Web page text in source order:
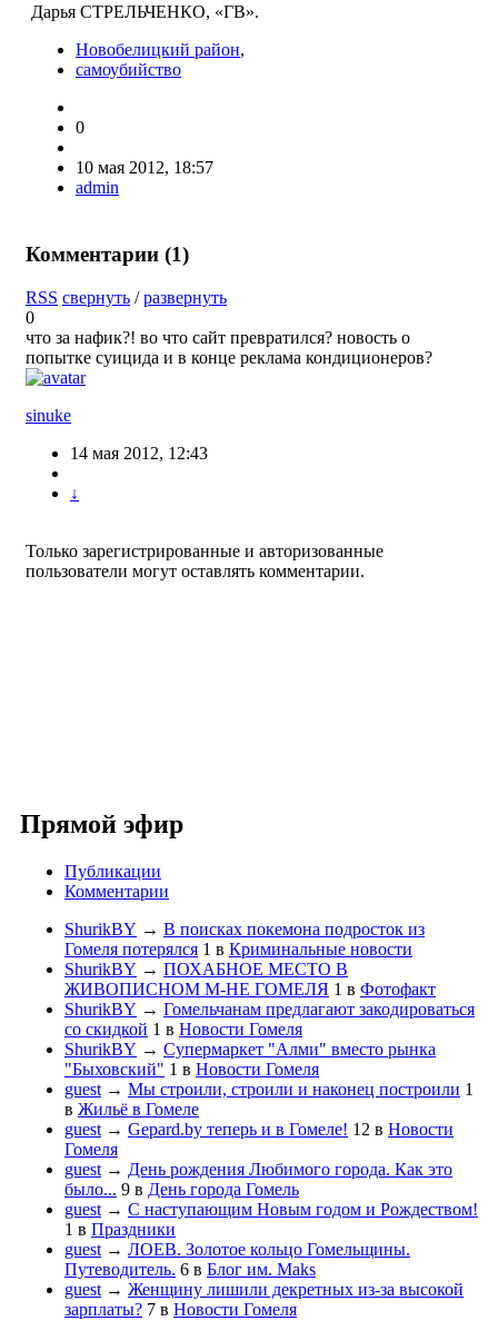
Дарья СТРЕЛЬЧЕНКО, «ГВ».
Новобелицкий район,
самоубийство
0
10 мая 2012, 18:57
admin
Комментарии (1)
RSS свернуть /развернуть
0
что за нафик?! во что сайт превратился? новость о
попытке суицида и в конце реклама кондиционеров?
sinuke
14 мая 2012, 12:43
↓
Только зарегистрированные и авторизованные
пользователи могут оставлять комментарии.
Прямой эфир
Публикации
Комментарии
ShurikBY → В поисках покемона подросток из
Гомеля потерялся 1 в Криминальные новости
ShurikBY → ПОХАБНОЕ МЕСТО В
ЖИВОПИСНОМ М-НЕ ГОМЕЛЯ 1 в Фотофакт
ShurikBY → Гомельчанам предлагают закодироваться
со скидкой 1 в Новости Гомеля
ShurikBY → Супермаркет "Алми" вместо рынка
"Быховский" 1 в Новости Гомеля
guest → Мы строили, строили и наконец построили 1
в Жильё в Гомеле
guest → Gepard.by теперь и в Гомеле! 12 в Новости
Гомеля
guest → День рождения Любимого города. Как это
было... 9 в День города Гомель
guest → С наступающим Новым годом и Рождеством!
1 в Праздники
guest → ЛОЕВ. Золотое кольцо Гомельщины.
Путеводитель. 6 в Блог им. Maks
guest → Женщину лишили декретных из-за высокой
зарплаты? 7 в Новости Гомеля